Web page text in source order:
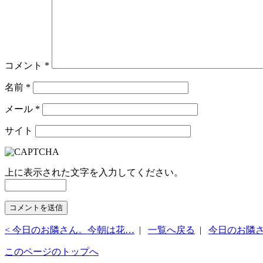
コメント *
名前 *
メール *
サイト
上に表示された文字を入力してください。
< 今日のお隣さん。今朝は花… | 一覧へ戻る | 今日のお隣
このページのトップへ